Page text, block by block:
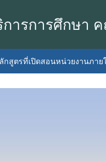
การการศึกษา
กสูตรที่เปิดสอนหน่วยงานภาย
for: